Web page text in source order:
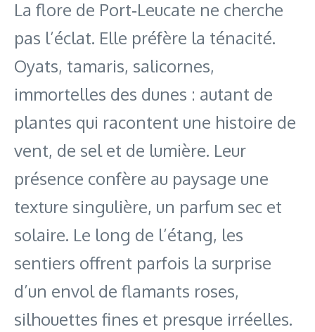
La flore de Port‑Leucate ne cherche
pas l’éclat. Elle préfère la ténacité.
Oyats, tamaris, salicornes,
immortelles des dunes : autant de
plantes qui racontent une histoire de
vent, de sel et de lumière. Leur
présence confère au paysage une
texture singulière, un parfum sec et
solaire. Le long de l’étang, les
sentiers offrent parfois la surprise
d’un envol de flamants roses,
silhouettes fines et presque irréelles.